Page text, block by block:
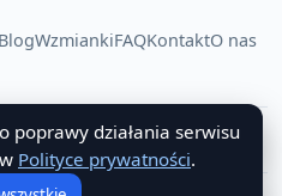
BlogWzmiankiFAQKontaktO nas
Tania hurtownia importowa
🔔
poprawy działania serwisu
Polityce prywatności.